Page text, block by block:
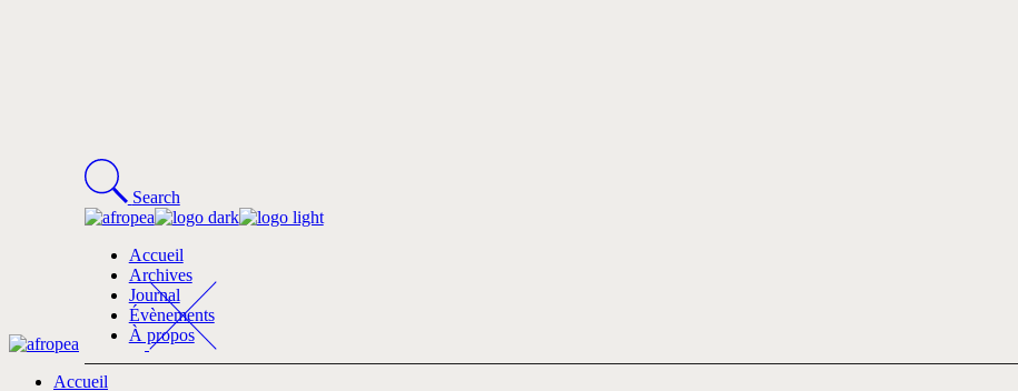
Search
Accueil
Archives
Journal
Évènements
À propos
Accueil